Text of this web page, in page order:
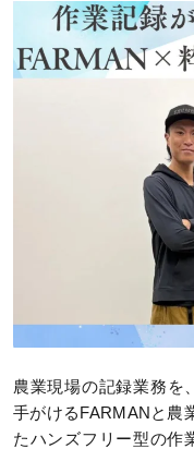
農業現場の記録業務
手がけるFARMANと農
たハンズフリー型の作